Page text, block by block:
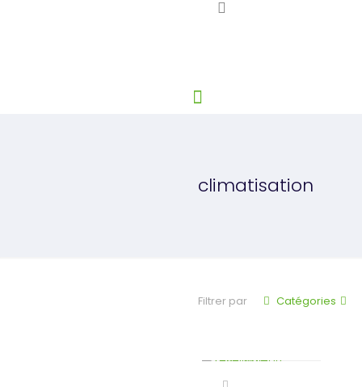
climatisation
Filtrer par Catégories